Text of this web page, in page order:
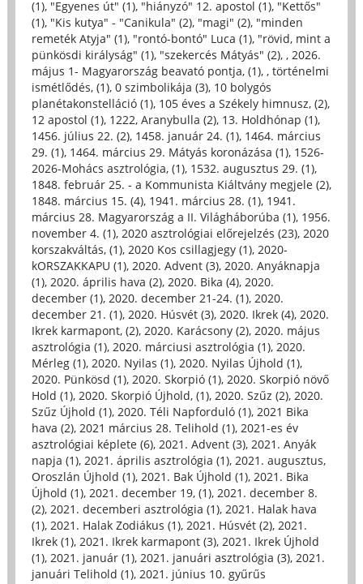
(1), "Egyenes út" (1), "hiányzó" 12. apostol (1), "Kettős"
(1), "Kis kutya" - "Canikula" (2), "magi" (2), "minden
remeték Atyja" (1), "rontó-bontó" Luca (1), "rövid, mint a
pünkösdi királyság" (1), "szekercés Mátyás" (2), , 2026.
május 1- Magyarország beavató pontja, (1), , történelmi
ismétlődés, (1), 0 szimbolikája (3), 10 bolygós
planétakonstelláció (1), 105 éves a Székely himnusz, (2),
12 apostol (1), 1222, Aranybulla (2), 13. Holdhónap (1),
1456. július 22. (2), 1458. január 24. (1), 1464. március
29. (1), 1464. március 29. Mátyás koronázása (1), 1526-
2026-Mohács asztrológia, (1), 1532. augusztus 29. (1),
1848. február 25. - a Kommunista Kiáltvány megjele (2),
1848. március 15. (4), 1941. március 28. (1), 1941.
március 28. Magyarország a II. Világháborúba (1), 1956.
november 4. (1), 2020 asztrológiai előrejelzés (23), 2020
korszakváltás, (1), 2020 Kos csillagjegy (1), 2020-
kORSZAKKAPU (1), 2020. Advent (3), 2020. Anyáknapja
(1), 2020. április hava (2), 2020. Bika (4), 2020.
december (1), 2020. december 21-24. (1), 2020.
december 21. (1), 2020. Húsvét (3), 2020. Ikrek (4), 2020.
Ikrek karmapont, (2), 2020. Karácsony (2), 2020. május
asztrológia (1), 2020. márciusi asztrológia (1), 2020.
Mérleg (1), 2020. Nyilas (1), 2020. Nyilas Újhold (1),
2020. Pünkösd (1), 2020. Skorpió (1), 2020. Skorpió növő
Hold (1), 2020. Skorpió Újhold, (1), 2020. Szűz (2), 2020.
Szűz Újhold (1), 2020. Téli Napforduló (1), 2021 Bika
hava (2), 2021 március 28. Telihold (1), 2021-es év
asztrológiai képlete (6), 2021. Advent (3), 2021. Anyák
napja (1), 2021. április asztrológia (1), 2021. augusztus,
Oroszlán Újhold (1), 2021. Bak Újhold (1), 2021. Bika
Újhold (1), 2021. december 19, (1), 2021. december 8.
(2), 2021. decemberi asztrológia (1), 2021. Halak hava
(1), 2021. Halak Zodiákus (1), 2021. Húsvét (2), 2021.
Ikrek (1), 2021. Ikrek karmapont (3), 2021. Ikrek Újhold
(1), 2021. január (1), 2021. januári asztrológia (3), 2021.
januári Telihold (1), 2021. június 10. gyűrűs